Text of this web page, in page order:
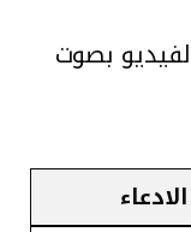
بصوت